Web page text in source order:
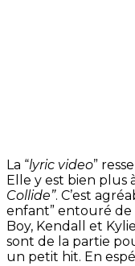
La “lyric video”
Elle y est bien plus
Collide”. C’est
enfant” entouré de
Boy, Kendall et
sont de la partie
un petit hit. En